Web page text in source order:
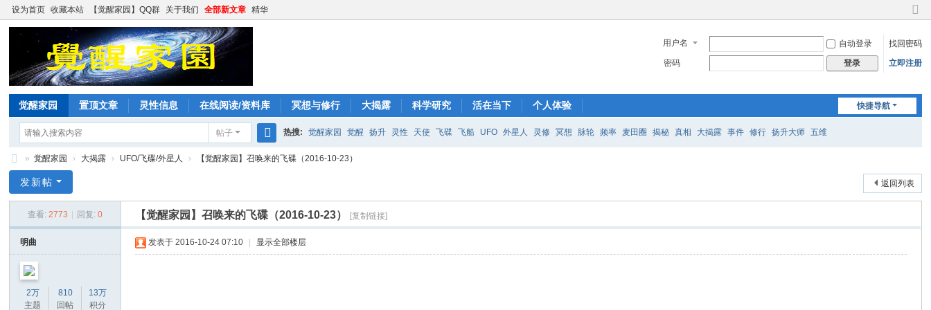
设为首页 收藏本站 【觉醒家园】QQ群 关于我们 全部新文章 精华
切
到
窄
用户名 自动登录
找回密码
密码
登录 立即注册
快捷导航
觉醒家园 置顶文章 灵性信息 在线阅读/资料库 冥想与修行 大揭露 科学研究 活在当下 个人体验
帖子
搜
热搜: 觉醒家园 觉醒 扬升 灵性 天使 飞碟 飞船 UFO 外星人 灵修 冥想 脉轮 频率 麦田圈 揭秘 真相 大揭露 事件 修行 扬升大师 五维
醒
园
» 觉醒家园 › 大揭露 › UFO/飞碟/外星人 › 【觉醒家园】召唤来的飞碟（2016-10-23）
返回列表
发新帖
查看: 2773 回复: 0 【觉醒家园】召唤来的飞碟（2016-10-23） [复制链接]
明曲
2万
主题
810
回帖
13万
积分
发表于 2016-10-24 07:10 显示全部楼层